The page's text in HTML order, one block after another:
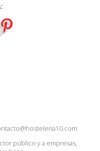
público y a empresas,